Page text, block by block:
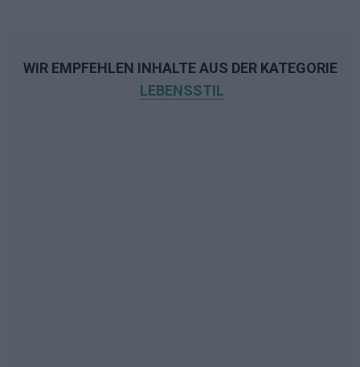
WIR EMPFEHLEN INHALTE AUS DER KATEGORIE
LEBENSSTIL